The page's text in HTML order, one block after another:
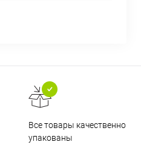
Все товары качественно
упакованы